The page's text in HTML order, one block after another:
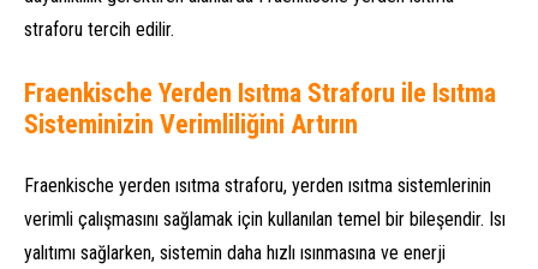
straforu tercih edilir.
Fraenkische Yerden Isıtma Straforu ile Isıtma
Sisteminizin Verimliliğini Artırın
Fraenkische yerden ısıtma straforu, yerden ısıtma sistemlerinin
verimli çalışmasını sağlamak için kullanılan temel bir bileşendir. Isı
yalıtımı sağlarken, sistemin daha hızlı ısınmasına ve enerji